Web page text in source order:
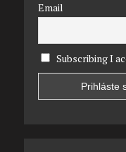
Email
Subscribing I